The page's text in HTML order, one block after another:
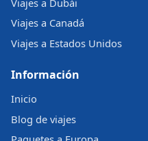
Viajes a Canadá
Viajes a Estados Unidos
Información
Inicio
Blog de viajes